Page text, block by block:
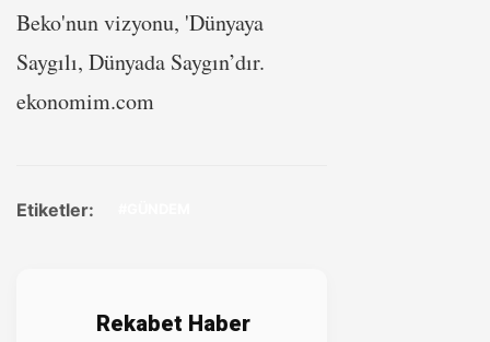
Beko'nun vizyonu, 'Dünyaya
Saygılı, Dünyada Saygın’dır.
ekonomim.com
Etiketler:
Rekabet Haber